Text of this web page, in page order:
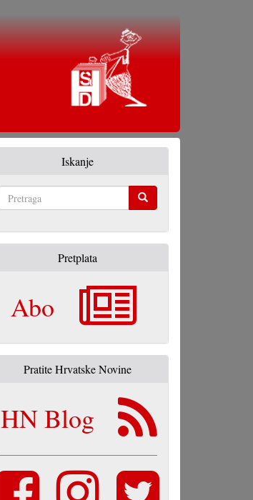
Iskanje
Pretplata
Abo
Pratite Hrvatske Novine
HN Blog